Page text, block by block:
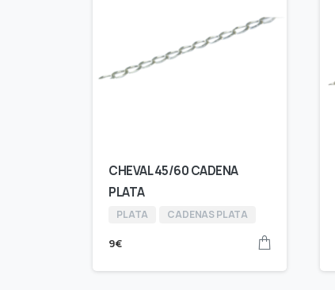
CHEVAL 45/60 CADENA
PLATA
PLATA CADENAS PLATA
9€